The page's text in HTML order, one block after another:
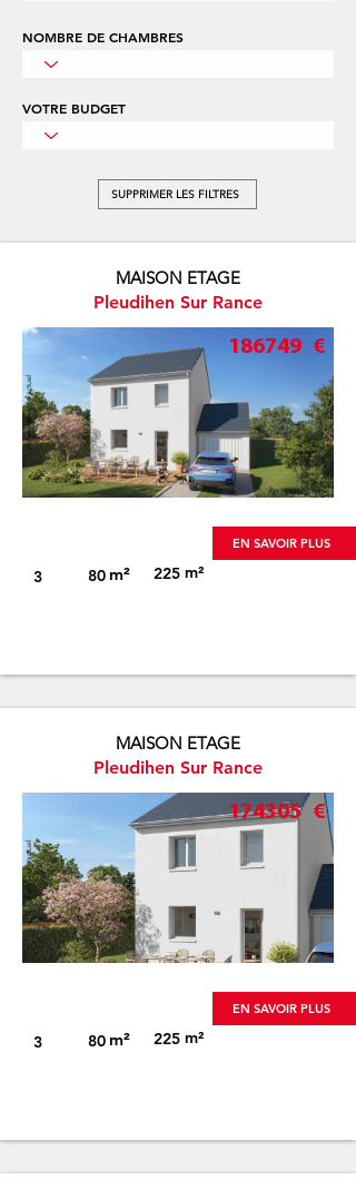
NOMBRE DE CHAMBRES
VOTRE BUDGET
SUPPRIMER LES FILTRES
MAISON ETAGE
Pleudihen Sur Rance
Visuel non-contractuel
186749 €
3 80 m² 225 m²
EN SAVOIR PLUS
MAISON ETAGE
Pleudihen Sur Rance
Visuel non-contractuel
174305 €
3 80 m² 225 m²
EN SAVOIR PLUS